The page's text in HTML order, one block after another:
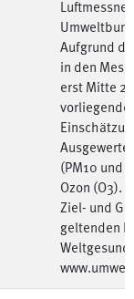
Aufgrund
in den
erst Mitte
(PM10 und
Ozon (O3).
Ziel- und
geltenden